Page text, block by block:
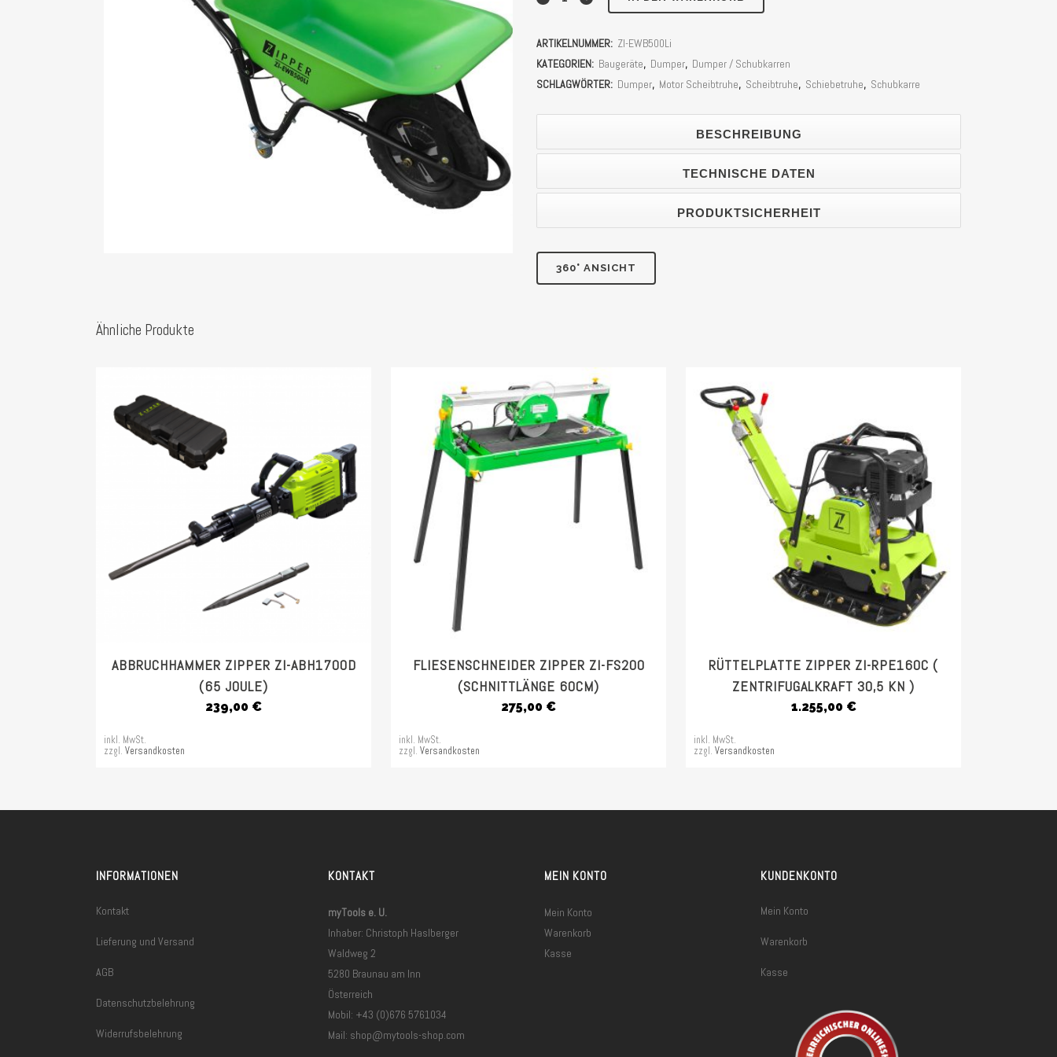
Zi-
EWB500Li
ARTIKELNUMMER: ZI-EWB500Li
KATEGORIEN: Baugeräte, Dumper, Dumper / Schubkarren
SCHLAGWÖRTER: Dumper, Motor Scheibtruhe, Scheibtruhe, Schiebetruhe, Schubkarre
BESCHREIBUNG
TECHNISCHE DATEN
PRODUKTSICHERHEIT
360° ANSICHT
Ähnliche Produkte
ABBRUCHHAMMER ZIPPER ZI-ABH1700D
(65 JOULE)
239,00 €
inkl. MwSt.
zzgl. Versandkosten
FLIESENSCHNEIDER ZIPPER ZI-FS200
(SCHNITTLÄNGE 60CM)
275,00 €
inkl. MwSt.
zzgl. Versandkosten
RÜTTELPLATTE ZIPPER ZI-RPE160C (
ZENTRIFUGALKRAFT 30,5 KN )
1.255,00 €
inkl. MwSt.
zzgl. Versandkosten
INFORMATIONEN
Kontakt
Lieferung und Versand
AGB
Datenschutzbelehrung
Widerrufsbelehrung
KONTAKT
myTools e. U.
Inhaber: Christoph Haslberger
Waldweg 2
5280 Braunau am Inn
Österreich
Mobil: +43 (0)676 5761034
Mail: shop@mytools-shop.com
MEIN KONTO
Mein Konto
Warenkorb
Kasse
KUNDENKONTO
Mein Konto
Warenkorb
Kasse